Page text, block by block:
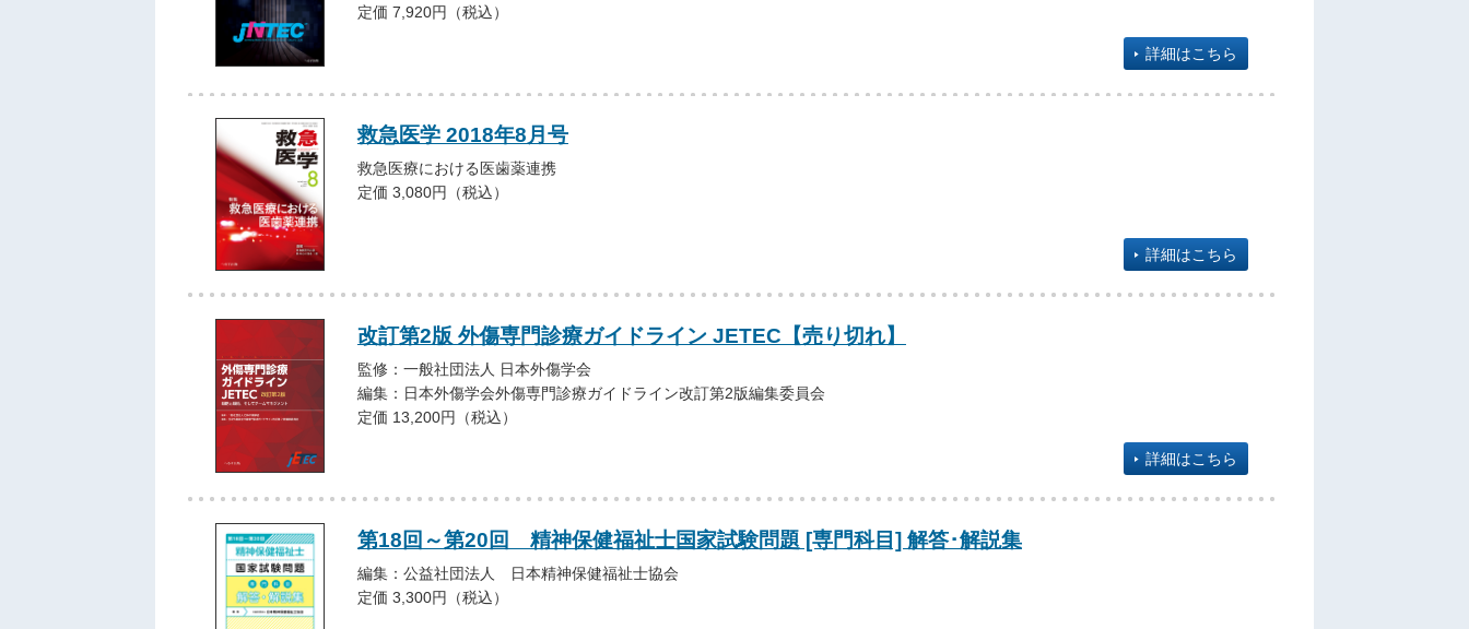
定価 7,920円（税込）
詳細はこちら
救急医学 2018年8月号
救急医療における医歯薬連携
定価 3,080円（税込）
詳細はこちら
改訂第2版 外傷専門診療ガイドライン JETEC【売り切れ】
監修：一般社団法人 日本外傷学会
編集：日本外傷学会外傷専門診療ガイドライン改訂第2版編集委員会
定価 13,200円（税込）
詳細はこちら
第18回～第20回 精神保健福祉士国家試験問題 [専門科目] 解答･解説集
編集：公益社団法人 日本精神保健福祉士協会
定価 3,300円（税込）